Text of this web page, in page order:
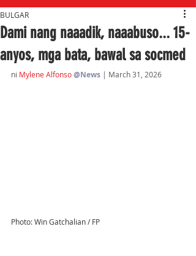
Dami nang naaadik, naaabuso... 15-
anyos, mga bata, bawal sa socmed
BULGAR
ni Mylene Alfonso@News | March 31, 2026
Photo: Win Gatchalian / FP